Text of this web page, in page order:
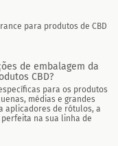
para produtos de CBD
de embalagem da
CBD?
para os produtos
médias e grandes
aplicadores de rótulos, a
na sua linha de